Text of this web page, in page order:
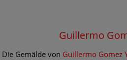
Guillermo
Die Gemälde von Guillermo Gomez